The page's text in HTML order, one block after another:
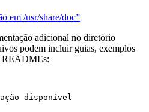
em /usr/share/doc”
adicional no diretório
podem incluir guias, exemplos
READMEs:
disponível